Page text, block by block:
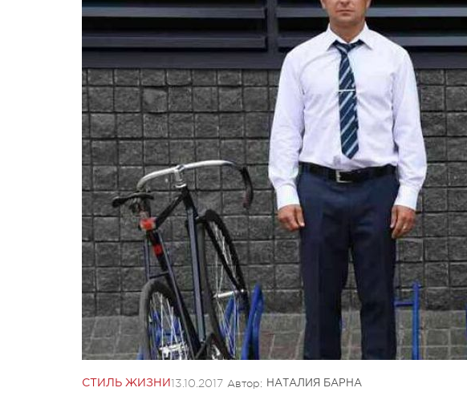
СТИЛЬ ЖИЗНИ 13.10.2017 Автор: НАТАЛИЯ БАРНА